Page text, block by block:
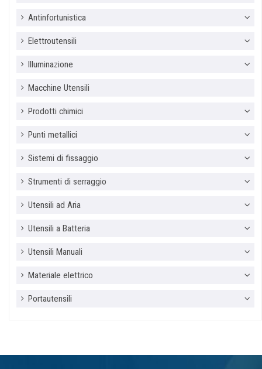
Antinfortunistica
Elettroutensili
Illuminazione
Macchine Utensili
Prodotti chimici
Punti metallici
Sistemi di fissaggio
Strumenti di serraggio
Utensili ad Aria
Utensili a Batteria
Utensili Manuali
Materiale elettrico
Portautensili